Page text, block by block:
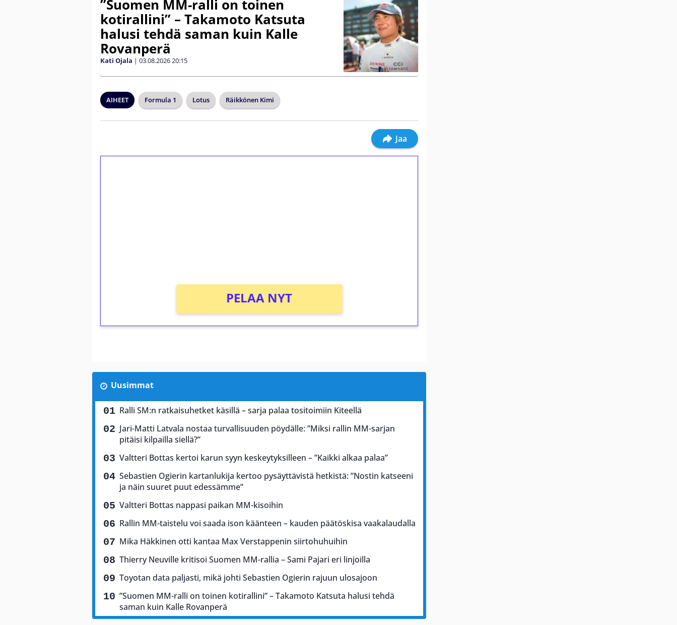
”Suomen MM-ralli on toinen
kotirallini” – Takamoto Katsuta
halusi tehdä saman kuin Kalle
Rovanperä
Kati Ojala | 03.08.202620:15
AIHEET Formula 1 Lotus Räikkönen Kimi
Jaa
PELAA NYT
Uusimmat
Ralli SM:n ratkaisuhetket käsillä – sarja palaa tositoimiin Kiteellä
Jari-Matti Latvala nostaa turvallisuuden pöydälle: ”Miksi rallin MM-sarjan
pitäisi kilpailla siellä?”
Valtteri Bottas kertoi karun syyn keskeytyksilleen – ”Kaikki alkaa palaa”
Sebastien Ogierin kartanlukija kertoo pysäyttävistä hetkistä: ”Nostin katseeni
ja näin suuret puut edessämme”
Valtteri Bottas nappasi paikan MM-kisoihin
Rallin MM-taistelu voi saada ison käänteen – kauden päätöskisa vaakalaudalla
Mika Häkkinen otti kantaa Max Verstappenin siirtohuhuihin
Thierry Neuville kritisoi Suomen MM-rallia – Sami Pajari eri linjoilla
Toyotan data paljasti, mikä johti Sebastien Ogierin rajuun ulosajoon
”Suomen MM-ralli on toinen kotirallini” – Takamoto Katsuta halusi tehdä
saman kuin Kalle Rovanperä